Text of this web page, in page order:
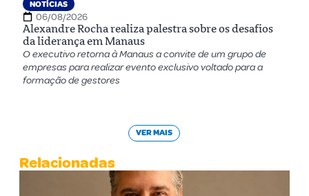
NOTÍCIAS
06/08/2026
Alexandre Rocha realiza palestra sobre os desafios
da liderança em Manaus
O executivo retorna à Manaus a convite de um grupo de
empresas para realizar evento exclusivo voltado para a
formação de gestores
VER MAIS
Relacionadas